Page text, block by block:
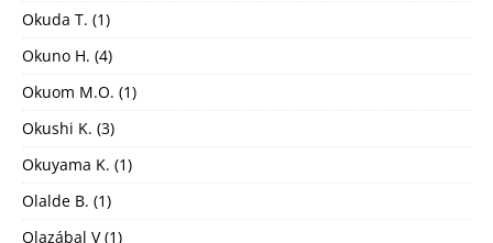
Okuda T. (1)
Okuno H. (4)
Okuom M.O. (1)
Okushi K. (3)
Okuyama K. (1)
Olalde B. (1)
Olazábal V(1)